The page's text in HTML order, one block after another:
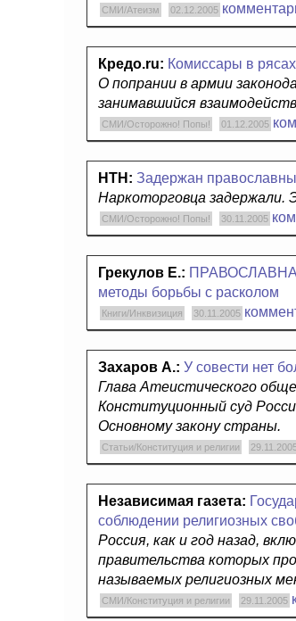
СМИ/Атеизм 02.12.2005
Кредо.ru: Комиссары в
О попрании в армии
занимавшийся
СМИ/Осторожно! Попы! 01.12.2005
НТН: Задержан
Наркоторговца задержали.
СМИ/Осторожно! Попы! 30.11.2005
Грекулов Е.:
методы борьбы с расколом
Книги/Инквизиция 30.11.2005
Захаров А.: У совести нет
Глава Атеистического
Конституционный суд
Основному закону страны.
Статьи/Конституция и религии
Независимая газета:
соблюдении религиозных
Россия, как и год назад,
правительства которых
называемых религиозных
СМИ/Конституция и религии 29.11.2005